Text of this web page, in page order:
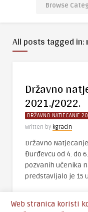
All posts tagged in:
Državno
2021./2022.
DRŽAVNO NATJECANJE
Written by kgracin
Državno
Đurđevcu od 4. do
pozvanih učenika
predstavljalo je 15
Web stranica koristi